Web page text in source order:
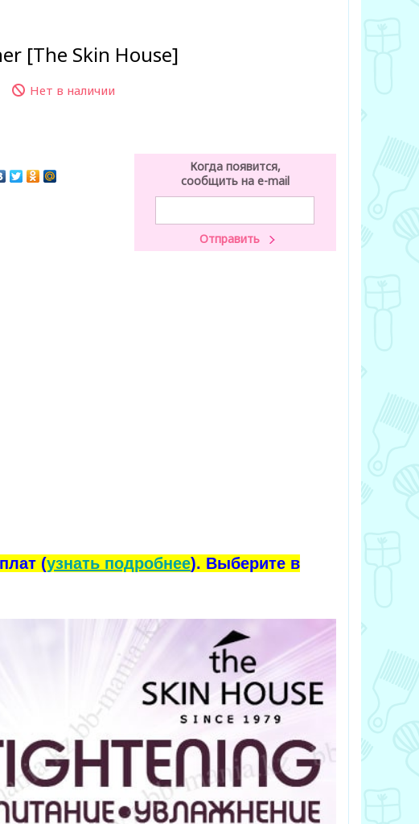
[The Skin House]
Нет в наличии
Когда появится,
сообщить на e-mail
(узнать подробнее). Выберите в